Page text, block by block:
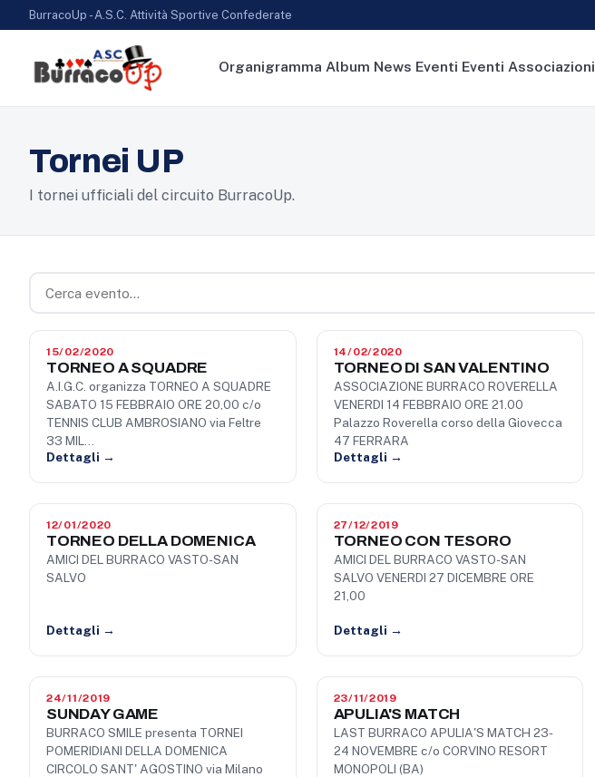
BurracoUp - A.S.C. Attività Sportive Confederate
Organigramma Album News Eventi Eventi Associazioni
Tornei UP
I tornei ufficiali del circuito BurracoUp.
15/02/2020
TORNEO A SQUADRE
A.I.G.C. organizza TORNEO A SQUADRE
SABATO 15 FEBBRAIO ORE 20,00 c/o
TENNIS CLUB AMBROSIANO via Feltre
33 MIL…
Dettagli →
14/02/2020
TORNEO DI SAN VALENTINO
ASSOCIAZIONE BURRACO ROVERELLA
VENERDI 14 FEBBRAIO ORE 21.00
Palazzo Roverella corso della Giovecca
47 FERRARA
Dettagli →
12/01/2020
TORNEO DELLA DOMENICA
AMICI DEL BURRACO VASTO-SAN
SALVO
Dettagli →
27/12/2019
TORNEO CON TESORO
AMICI DEL BURRACO VASTO-SAN
SALVO VENERDI 27 DICEMBRE ORE
21,00
Dettagli →
24/11/2019
SUNDAY GAME
BURRACO SMILE presenta TORNEI
POMERIDIANI DELLA DOMENICA
CIRCOLO SANT' AGOSTINO via Milano
23/11/2019
APULIA'S MATCH
LAST BURRACO APULIA'S MATCH 23-
24 NOVEMBRE c/o CORVINO RESORT
MONOPOLI (BA)